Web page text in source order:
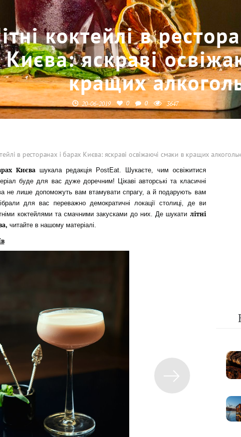
коктейлі в
Києва: яскраві
кращих
20-06-2019 0 0 3647
в ресторанах і барах Києва: яскраві освіжаючі смаки в кращих
Києва шукала редакція PostEat. Шукаєте, чим освіжитися
буде для вас дуже доречним! Цікаві авторські та класичні
не лише допоможуть вам втамувати спрагу, а й подарують вам
для вас переважно демократичні локації столиці, де ви
коктейлями та смачними закусками до них. Де шукати літні
читайте в нашому матеріалі.